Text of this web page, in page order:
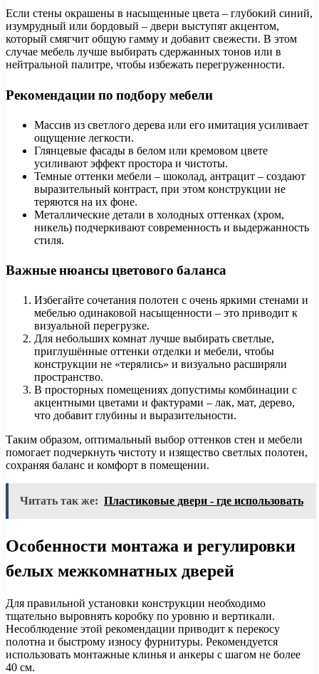
Если стены окрашены в насыщенные цвета – глубокий синий,
изумрудный или бордовый – двери выступят акцентом,
который смягчит общую гамму и добавит свежести. В этом
случае мебель лучше выбирать сдержанных тонов или в
нейтральной палитре, чтобы избежать перегруженности.
Рекомендации по подбору мебели
Массив из светлого дерева или его имитация усиливает
ощущение легкости.
Глянцевые фасады в белом или кремовом цвете
усиливают эффект простора и чистоты.
Темные оттенки мебели – шоколад, антрацит – создают
выразительный контраст, при этом конструкции не
теряются на их фоне.
Металлические детали в холодных оттенках (хром,
никель) подчеркивают современность и выдержанность
стиля.
Важные нюансы цветового баланса
Избегайте сочетания полотен с очень яркими стенами и
мебелью одинаковой насыщенности – это приводит к
визуальной перегрузке.
Для небольших комнат лучше выбирать светлые,
приглушённые оттенки отделки и мебели, чтобы
конструкции не «терялись» и визуально расширяли
пространство.
В просторных помещениях допустимы комбинации с
акцентными цветами и фактурами – лак, мат, дерево,
что добавит глубины и выразительности.
Таким образом, оптимальный выбор оттенков стен и мебели
помогает подчеркнуть чистоту и изящество светлых полотен,
сохраняя баланс и комфорт в помещении.
Читать так же: Пластиковые двери - где использовать
Особенности монтажа и регулировки
белых межкомнатных дверей
Для правильной установки конструкции необходимо
тщательно выровнять коробку по уровню и вертикали.
Несоблюдение этой рекомендации приводит к перекосу
полотна и быстрому износу фурнитуры. Рекомендуется
использовать монтажные клинья и анкеры с шагом не более
40 см.